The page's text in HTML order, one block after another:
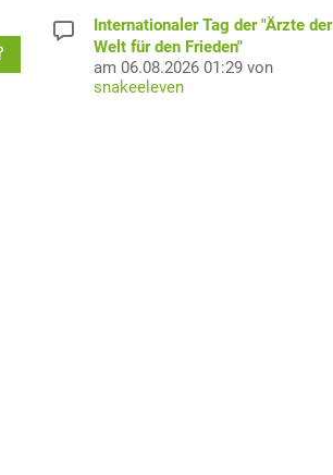
Internationaler Tag der "Ärzte der
Welt für den Frieden"
am 06.08.2026 01:29 von
snakeeleven